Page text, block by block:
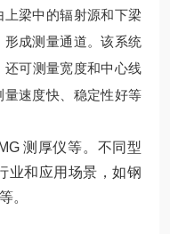
梁中的辐射源和下梁
成测量通道。该系统
还可测量宽度和中心线
速度快、稳定性好等
测厚仪等。不同型
业和应用场景，如钢
。